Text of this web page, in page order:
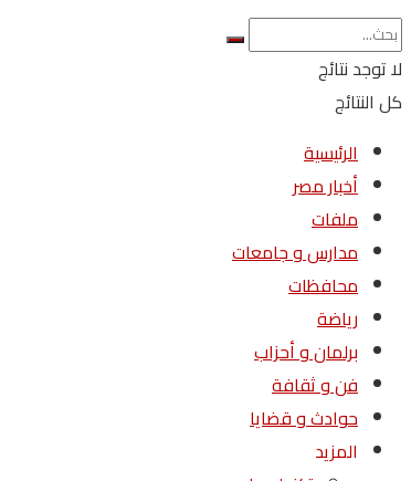
لا توجد نتائج
كل النتائج
الرئيسية
أخبار مصر
ملفات
مدارس و جامعات
محافظات
رياضة
برلمان و أحزاب
فن و ثقافة
حوادث و قضايا
المزيد